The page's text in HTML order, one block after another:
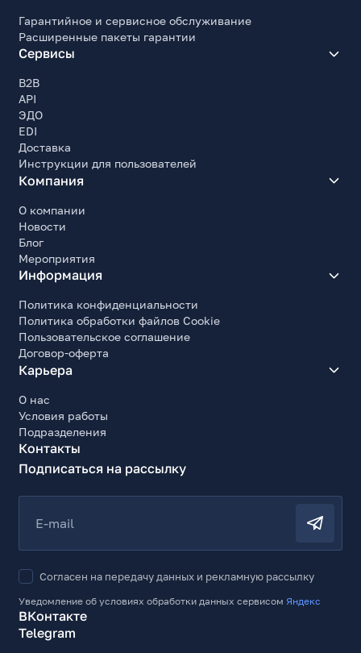
Гарантийное и сервисное обслуживание
Расширенные пакеты гарантии
Сервисы
B2B
API
ЭДО
EDI
Доставка
Инструкции для пользователей
Компания
О компании
Новости
Блог
Мероприятия
Информация
Политика конфиденциальности
Политика обработки файлов Cookie
Пользовательское соглашение
Договор-оферта
Карьера
О нас
Условия работы
Подразделения
Контакты
Подписаться на рассылку
E-mail
Согласен на передачу данных и рекламную рассылку
Уведомление об условиях обработки данных сервисом Яндекс
ВКонтакте
Telegram